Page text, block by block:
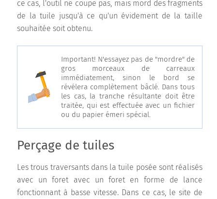
ce cas, l'outil ne coupe pas, mais mord des fragments
de la tuile jusqu'à ce qu'un évidement de la taille
souhaitée soit obtenu.
Important! N'essayez pas de "mordre" de
gros morceaux de carreaux
immédiatement, sinon le bord se
révélera complètement bâclé. Dans tous
les cas, la tranche résultante doit être
traitée, qui est effectuée avec un fichier
ou du papier émeri spécial.
Perçage de tuiles
Les trous traversants dans la tuile posée sont réalisés
avec un foret avec un foret en forme de lance
fonctionnant à basse vitesse. Dans ce cas, le site de